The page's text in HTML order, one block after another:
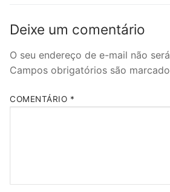
Deixe um comentário
O seu endereço de e-mail não
Campos obrigatórios são
COMENTÁRIO *